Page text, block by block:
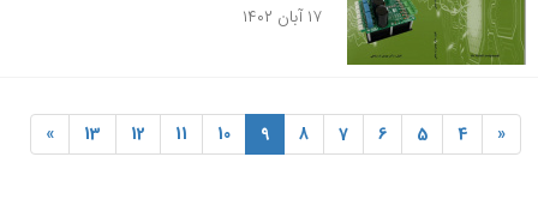
۱۷ آبان ۱۴۰۲
«
4
5
6
7
8
9
10
11
12
13
»